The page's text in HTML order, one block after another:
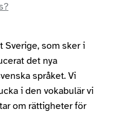
Sverige, som sker i
det nya
språket. Vi
i den vokabulär vi
om rättigheter för